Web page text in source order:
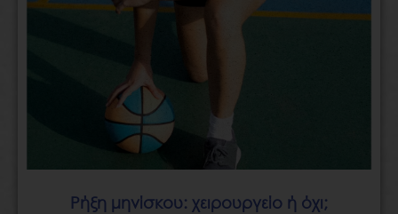
Ρήξη μηνίσκου: χειρουργείο ή όχι;